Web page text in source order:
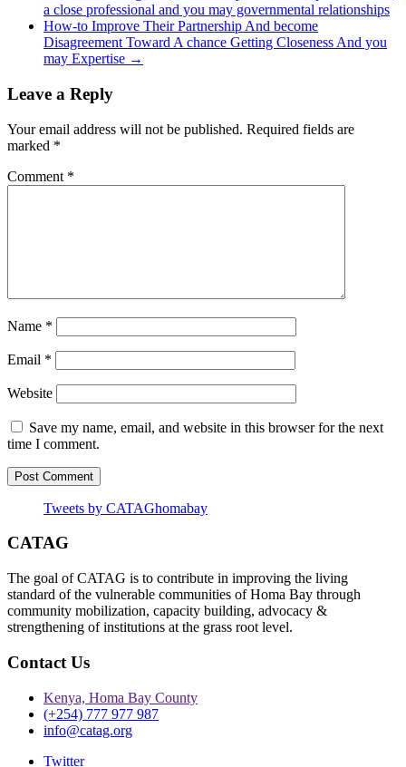
a close professional and you may governmental relationships
How-to Improve Their Partnership And become
Disagreement Toward A chance Getting Closeness And you
may Expertise →
Leave a Reply
Your email address will not be published. Required fields are
marked *
Comment *
Name *
Email *
Website
Save my name, email, and website in this browser for the next
time I comment.
Tweets by CATAGhomabay
CATAG
The goal of CATAG is to contribute in improving the living
standard of the vulnerable communities of Homa Bay through
community mobilization, capacity building, advocacy &
strengthening of institutions at the grass root level.
Contact Us
Kenya, Homa Bay County
(+254) 777 977 987
info@catag.org
Twitter